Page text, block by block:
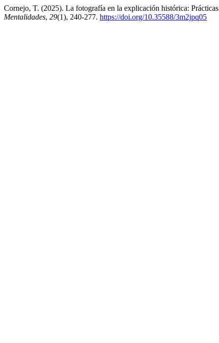
Cornejo, T. (2025). La fotografía en la explicación histórica:
Mentalidades, 29(1), 240-277. https://doi.org/10.35588/3m2jpq05